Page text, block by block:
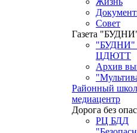
Совет
Газета
"БУДНИ"
ЦДЮТТ
Архив
Районный
медиацентр
Дорога без
РЦ БДД